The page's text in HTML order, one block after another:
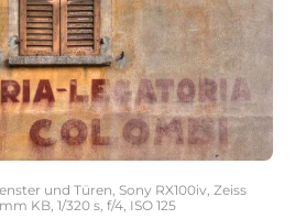
und Türen, Sony RX100iv, Zeiss
KB, 1/320 s, f/4, ISO 125